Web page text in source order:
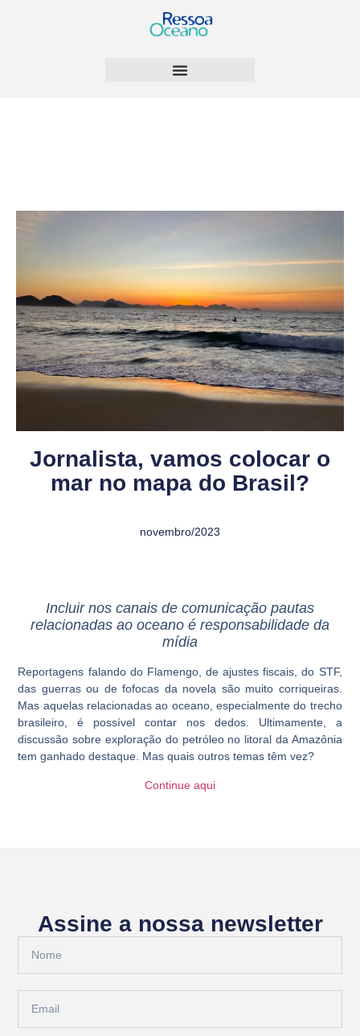
Jornalista, vamos colocar o
mar no mapa do Brasil?
novembro/2023
Incluir nos canais de comunicação pautas
relacionadas ao oceano é responsabilidade da
mídia
Reportagens falando do Flamengo, de ajustes fiscais, do STF,
das guerras ou de fofocas da novela são muito corriqueiras.
Mas aquelas relacionadas ao oceano, especialmente do trecho
brasileiro, é possível contar nos dedos. Ultimamente, a
discussão sobre exploração do petróleo no litoral da Amazônia
tem ganhado destaque. Mas quais outros temas têm vez?
Continue aqui
Assine a nossa newsletter